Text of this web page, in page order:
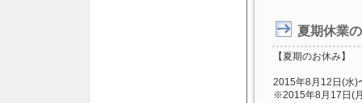
夏期休業
【夏期のお休み】
2015年8月12日(水)
※2015年8月17日(